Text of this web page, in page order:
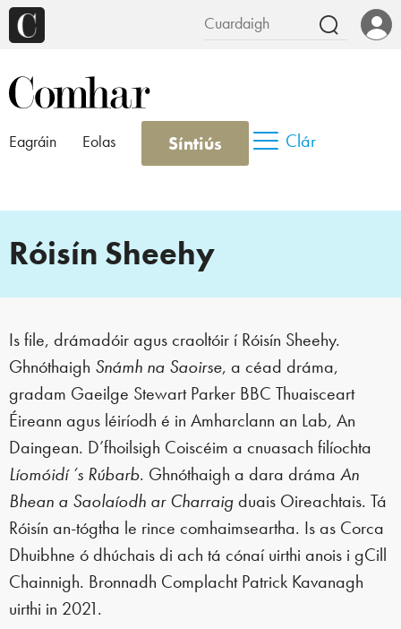
Eagráin Eolas Síntiús Clár
Róisín Sheehy
Is file, drámadóir agus craoltóir í Róisín Sheehy.
Ghnóthaigh Snámh na Saoirse, a céad dráma,
gradam Gaeilge Stewart Parker BBC Thuaisceart
Éireann agus léiríodh é in Amharclann an Lab, An
Daingean. D’fhoilsigh Coiscéim a cnuasach filíochta
Líomóidí ’s Rúbarb. Ghnóthaigh a dara dráma An
Bhean a Saolaíodh ar Charraigduais Oireachtais. Tá
Róisín an-tógtha le rince comhaimseartha. Is as Corca
Dhuibhne ó dhúchais di ach tá cónaí uirthi anois i gCill
Chainnigh. Bronnadh Complacht Patrick Kavanagh
uirthi in 2021.